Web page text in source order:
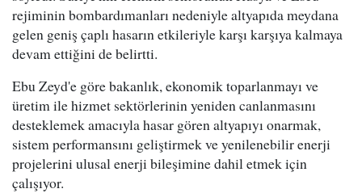
rejiminin bombardımanları nedeniyle altyapıda meydana
gelen geniş çaplı hasarın etkileriyle karşı karşıya kalmaya
devam ettiğini de belirtti.
Ebu Zeyd'e göre bakanlık, ekonomik toparlanmayı ve
üretim ile hizmet sektörlerinin yeniden canlanmasını
desteklemek amacıyla hasar gören altyapıyı onarmak,
sistem performansını geliştirmek ve yenilenebilir enerji
projelerini ulusal enerji bileşimine dahil etmek için
çalışıyor.